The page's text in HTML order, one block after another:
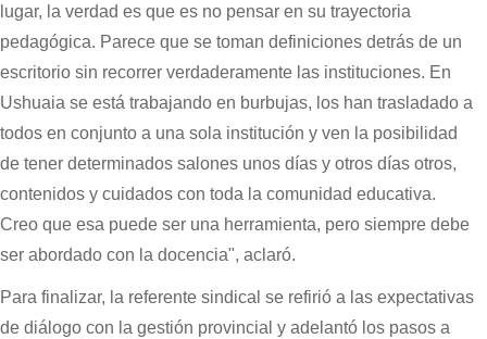
lugar, la verdad es que es no pensar en su trayectoria
pedagógica. Parece que se toman definiciones detrás de un
escritorio sin recorrer verdaderamente las instituciones. En
Ushuaia se está trabajando en burbujas, los han trasladado a
todos en conjunto a una sola institución y ven la posibilidad
de tener determinados salones unos días y otros días otros,
contenidos y cuidados con toda la comunidad educativa.
Creo que esa puede ser una herramienta, pero siempre debe
ser abordado con la docencia", aclaró.
Para finalizar, la referente sindical se refirió a las expectativas
de diálogo con la gestión provincial y adelantó los pasos a